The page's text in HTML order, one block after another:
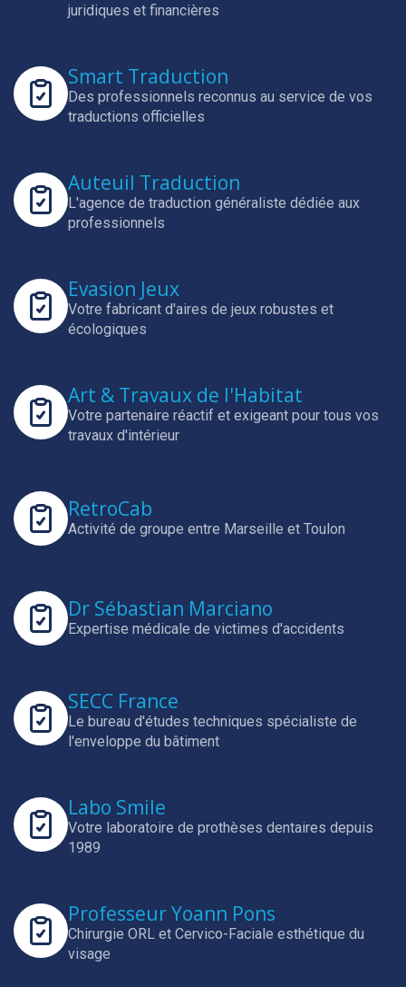
juridiques et financières
Smart Traduction
Des professionnels reconnus au service de vos
traductions officielles
Auteuil Traduction
L'agence de traduction généraliste dédiée aux
professionnels
Evasion Jeux
Votre fabricant d'aires de jeux robustes et
écologiques
Art & Travaux de l'Habitat
Votre partenaire réactif et exigeant pour tous vos
travaux d'intérieur
RetroCab
Activité de groupe entre Marseille et Toulon
Dr Sébastian Marciano
Expertise médicale de victimes d'accidents
SECC France
Le bureau d'études techniques spécialiste de
l'enveloppe du bâtiment
Labo Smile
Votre laboratoire de prothèses dentaires depuis
1989
Professeur Yoann Pons
Chirurgie ORL et Cervico-Faciale esthétique du
visage